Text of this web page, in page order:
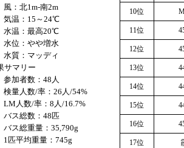
風：北1m-南2m
気温：15～24℃
水温：最高20℃
水位：やや増水
水質：マッディ
サマリー
参加者数：48人
検量人数/率：26人/54%
LM人数/率：8人/16.7%
バス総数：48匹
バス総重量：35,790g
1匹平均重量：745g
10位
11位
12位
13位
14位
15位
16位
17位